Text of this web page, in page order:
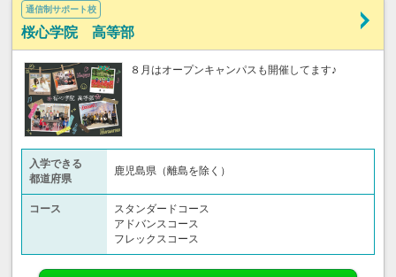
通信制サポート校
桜心学院 高等部
８月はオープンキャンパスも開催してます♪
入学できる
都道府県
鹿児島県（離島を除く）
コース
スタンダードコース
アドバンスコース
フレックスコース